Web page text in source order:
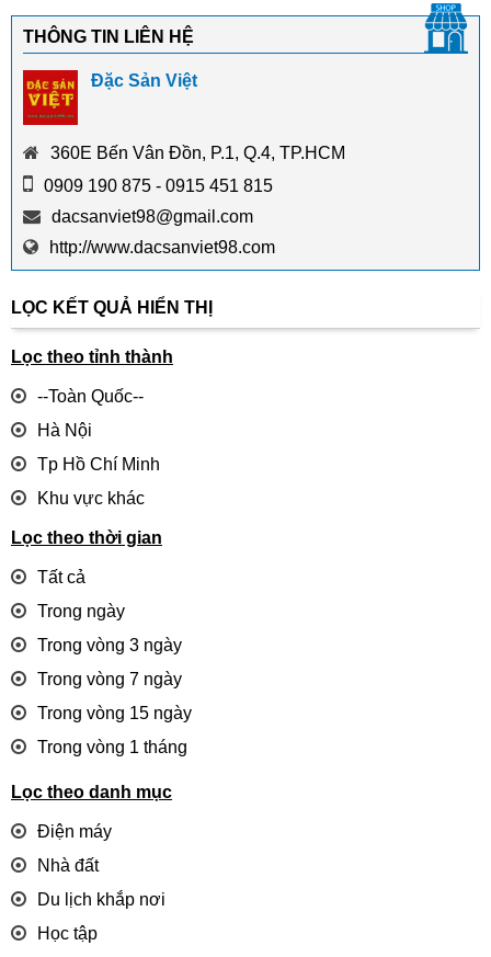
THÔNG TIN LIÊN HỆ
Đặc Sản Việt
360E Bến Vân Đồn, P.1, Q.4, TP.HCM
0909 190 875 - 0915 451 815
dacsanviet98@gmail.com
http://www.dacsanviet98.com
LỌC KẾT QUẢ HIỂN THỊ
Lọc theo tỉnh thành
--Toàn Quốc--
Hà Nội
Tp Hồ Chí Minh
Khu vực khác
Lọc theo thời gian
Tất cả
Trong ngày
Trong vòng 3 ngày
Trong vòng 7 ngày
Trong vòng 15 ngày
Trong vòng 1 tháng
Lọc theo danh mục
Điện máy
Nhà đất
Du lịch khắp nơi
Học tập